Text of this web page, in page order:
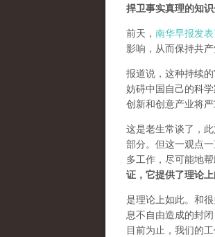
捍卫事实真理的知识
前天， 南华早报发
影响，从而保持共产
报道说，这种持续
妨碍中国自己的科
创新和创意产业将
这是老生常谈了，
部分。但这一观点
多工作，尽可能地
证，它提供了理论
是理论上如此。和
息不自由造成的封闭
目前为止，我们的